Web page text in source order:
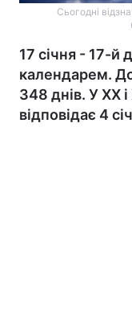
Сьогодні
17 січня - 17-й
календарем.
348 днів. У XX
відповідає 4